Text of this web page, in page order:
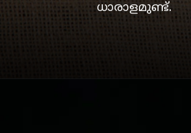
ധാരാളമുണ്ട്.